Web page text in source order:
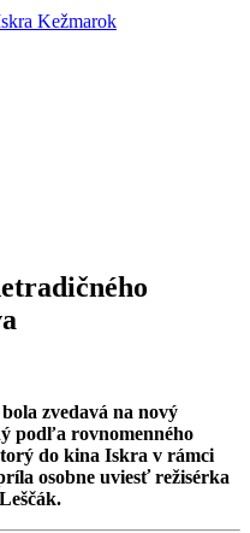
zvedavá na nový
podľa rovnomenného
do kina Iskra v rámci
osobne uviesť režisérka